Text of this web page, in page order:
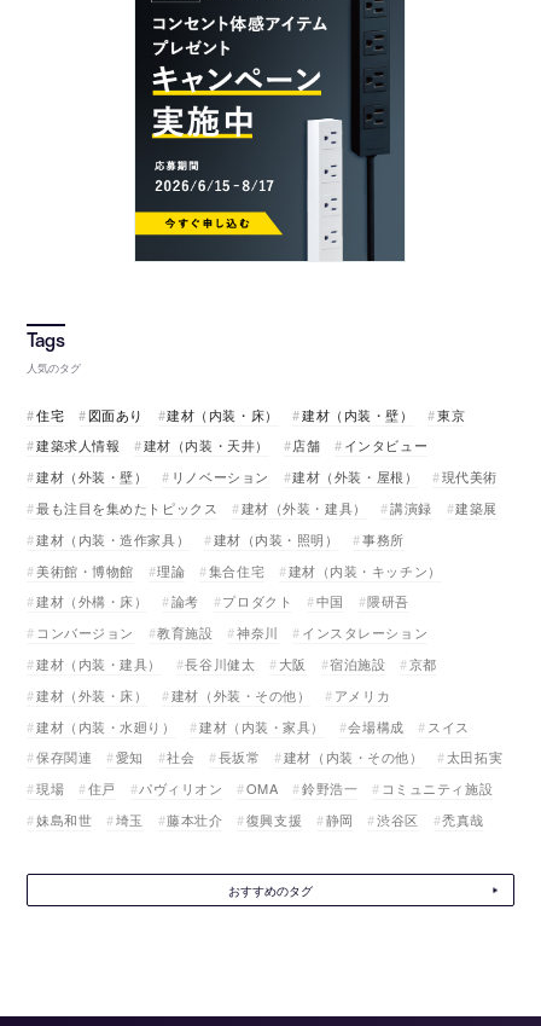
人気のタグ
住宅 図面あり 建材（内装・床） 建材（内装・壁）
東京
建築求人情報
建材（内装・天井） 店舗
インタビュー
建材（外装・壁）
リノベーション 建材（外装・屋根）
現代美術
最も注目を集めたトピックス
建材（外装・建具） 講演録
建築展
建材（内装・造作家具）
建材（内装・照明）
事務所
美術館・博物館
理論 集合住宅
建材（内装・キッチン）
建材（外構・床）
論考 プロダクト 中国
隈研吾
コンバージョン
教育施設 神奈川
インスタレーション
建材（内装・建具）
長谷川健太 大阪 宿泊施設
京都
建材（外装・床）
建材（外装・その他）
アメリカ
建材（内装・水廻り）
建材（内装・家具） 会場構成
スイス
保存関連
愛知 社会 長坂常 建材（内装・その他）
太田拓実
現場
住戸 パヴィリオン OMA 鈴野浩一
コミュニティ施設
妹島和世
埼玉 藤本壮介 復興支援 静岡 渋谷区 禿真哉
おすすめのタグ